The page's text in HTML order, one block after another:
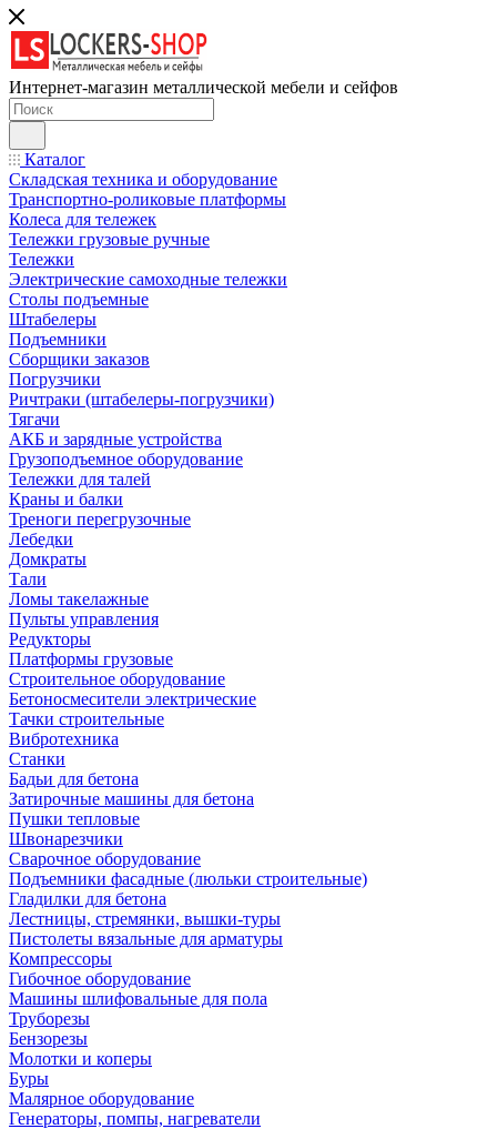
Интернет-магазин металлической мебели и сейфов
Каталог
Складская техника и оборудование
Транспортно-роликовые платформы
Колеса для тележек
Тележки грузовые ручные
Тележки
Электрические самоходные тележки
Столы подъемные
Штабелеры
Подъемники
Сборщики заказов
Погрузчики
Ричтраки (штабелеры-погрузчики)
Тягачи
АКБ и зарядные устройства
Грузоподъемное оборудование
Тележки для талей
Краны и балки
Треноги перегрузочные
Лебедки
Домкраты
Тали
Ломы такелажные
Пульты управления
Редукторы
Платформы грузовые
Строительное оборудование
Бетоносмесители электрические
Тачки строительные
Вибротехника
Станки
Бадьи для бетона
Затирочные машины для бетона
Пушки тепловые
Швонарезчики
Сварочное оборудование
Подъемники фасадные (люльки строительные)
Гладилки для бетона
Лестницы, стремянки, вышки-туры
Пистолеты вязальные для арматуры
Компрессоры
Гибочное оборудование
Машины шлифовальные для пола
Труборезы
Бензорезы
Молотки и коперы
Буры
Малярное оборудование
Генераторы, помпы, нагреватели